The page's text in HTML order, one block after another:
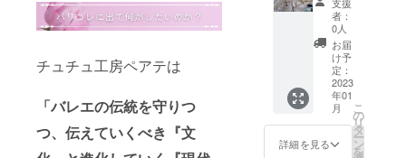
チュチュ工房ペアテは
「バレエの伝統を守りつ
つ、伝えていくべき『文
文形式
です。
※ペアテ
の規定
サイズ
は、ご
身長を
基準に
以下の
サイズ
スへお
送りす
る予定
です。
※セミ
オー
ダーと
は、ペ
アテの
規定サ
8月より
順次お
届けす
る予定
です。
その後
ご注文
する際
にご提
示いた
さい。
☆リ
ターン
内容：
・オン
ライン
で会話
しなが
ら、お
好みの
ます！
☆サイ
ズは
XS（13
0）、
S（140
）、
M（150
）、
L（160
ティア
ラでパ
リコレ
に参加
する権
利】 あ
なたの
制作し
たティ
アラを
者：
0人
お届
け予
定：
2023
年01
月
詳細を見る
こ
の
リ
タ
ー
ン
を